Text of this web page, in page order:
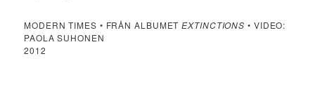
MODERN TIMES • FRÅN ALBUMETEXTINCTIONS • VIDEO:
PAOLA SUHONEN
2012